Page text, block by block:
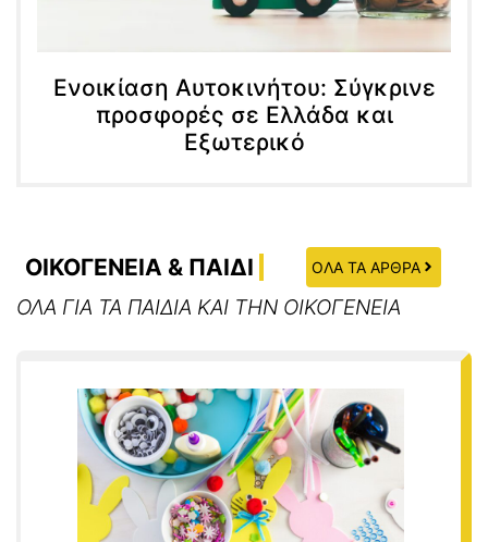
Ενοικίαση Αυτοκινήτου: Σύγκρινε
προσφορές σε Ελλάδα και
Εξωτερικό
ΟΙΚΟΓΕΝΕΙΑ & ΠΑΙΔΙ ΟΛΑ ΤΑ ΑΡΘΡΑ
ΟΛΑ ΓΙΑ ΤΑ ΠΑΙΔΙΑ ΚΑΙ ΤΗΝ ΟΙΚΟΓΕΝΕΙΑ